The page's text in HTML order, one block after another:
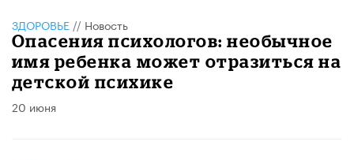
ЗДОРОВЬЕ // Новость
Опасения психологов: необычное
имя ребенка может отразиться на
детской психике
20 июня